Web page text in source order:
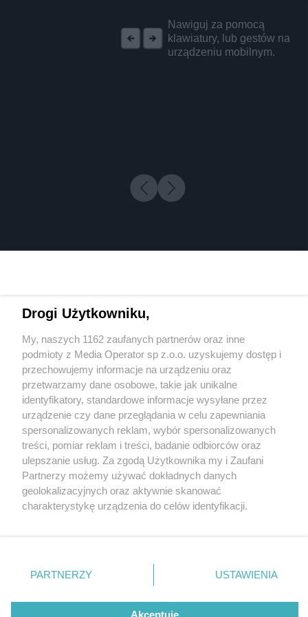
Nawiguj za pomocą
klawiatury, lub gestów na
urządzeniu mobilnym.
5 / 0
Wydawca mediów lokalnych
Nie zapomnij
zapoznać się z:
polityką prywatności regulamin korzystania z portali
Twojemiasto
Piekary Śląskie
Chorzów
Tarnowskie Góry
Gliwice
Skontakuj sięz nami
Kontakt
Wydawca
Redakcja
Drogi Użytkowniku,
My, naszych 1162 zaufanych partnerów oraz inne
podmioty z Media Operator sp z.o.o. uzyskujemy dostęp i
przechowujemy informacje na urządzeniu oraz
przetwarzamy dane osobowe, takie jak unikalne
identyfikatory, standardowe informacje wysyłane przez
urządzenie czy dane przeglądania w celu zapewniania
spersonalizowanych reklam, wybór spersonalizowanych
treści, pomiar reklam i treści, badanie odbiorców oraz
ulepszanie usług. Za zgodą Użytkownika my i Zaufani
Partnerzy możemy używać dokładnych danych
geolokalizacyjnych oraz aktywnie skanować
charakterystykę urządzenia do celów identyfikacji.
zmienić/wycofać klikając przycisk ustawień prywatności
znajdujący się w lewym dolnym rogu strony
rodzaje przetwarzania danych nie wymagają zgody
użytkownika, ale masz prawo sprzeciwić się takiemu
PARTNERZY USTAWIENIA
Akceptuję